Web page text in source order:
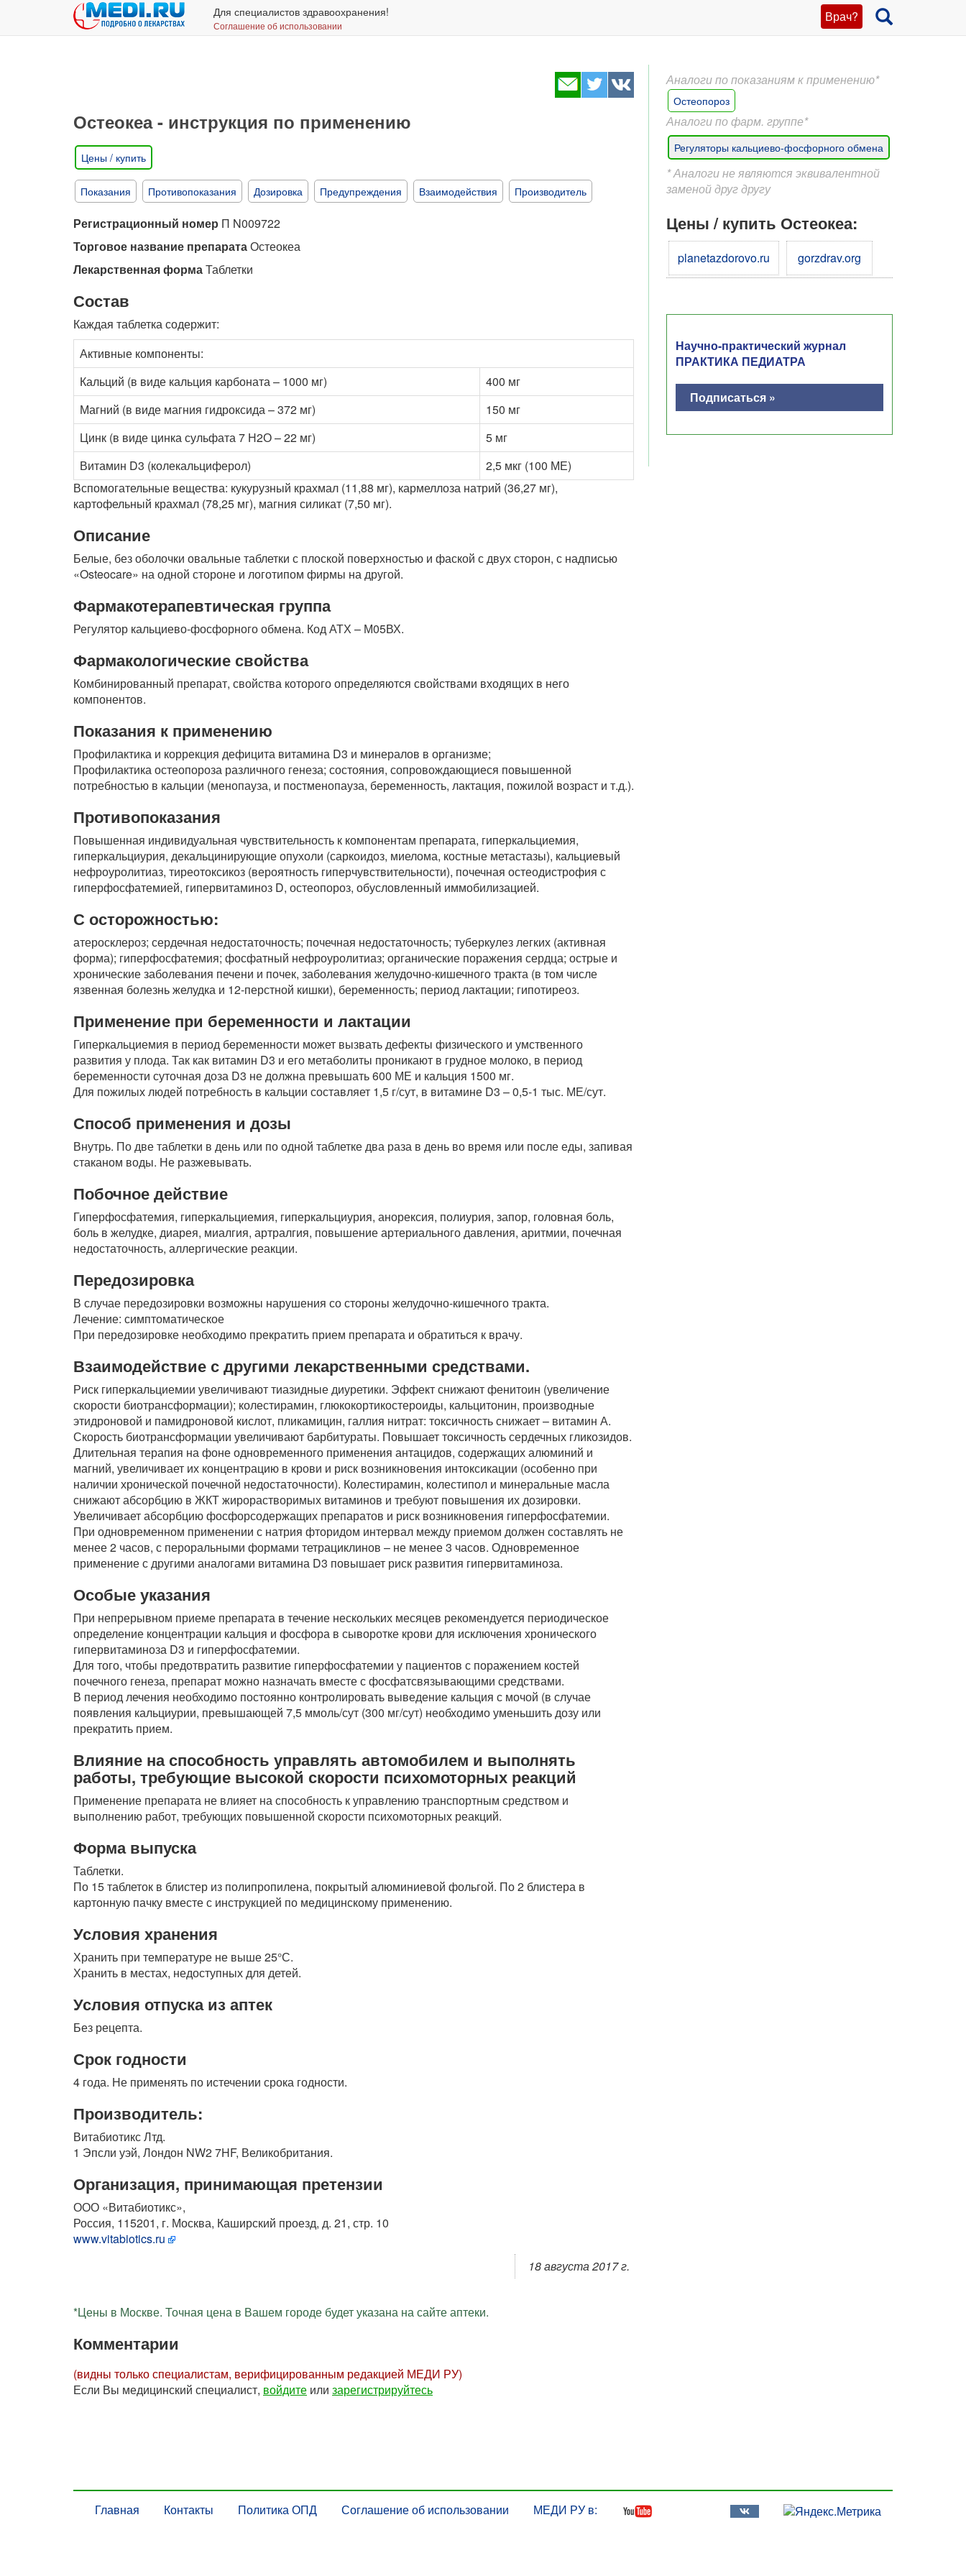
Врач?
Для специалистов здравоохранения!
Соглашение об использовании
Остеокеа - инструкция по применению
Цены / купить
Показания Противопоказания Дозировка Предупреждения Взаимодействия Производитель
Регистрационный номер П N009722
Торговое название препаратаОстеокеа
Лекарственная формаТаблетки
Состав
Каждая таблетка содержит:
Активные компоненты:
Кальций (в виде кальция карбоната – 1000 мг)
400 мг
Магний (в виде магния гидроксида – 372 мг)
150 мг
Цинк (в виде цинка сульфата 7 Н2О – 22 мг)
5 мг
Витамин D3 (колекальциферол)
2,5 мкг (100 МЕ)
Вспомогательные вещества: кукурузный крахмал (11,88 мг), кармеллоза натрий (36,27 мг),
картофельный крахмал (78,25 мг), магния силикат (7,50 мг).
Описание
Белые, без оболочки овальные таблетки с плоской поверхностью и фаской с двух сторон, с надписью
«Osteocare» на одной стороне и логотипом фирмы на другой.
Фармакотерапевтическая группа
Регулятор кальциево-фосфорного обмена. Код АТХ – М05ВХ.
Фармакологические свойства
Комбинированный препарат, свойства которого определяются свойствами входящих в него
компонентов.
Показания к применению
Профилактика и коррекция дефицита витамина D3 и минералов в организме;
Профилактика остеопороза различного генеза; состояния, сопровождающиеся повышенной
потребностью в кальции (менопауза, и постменопауза, беременность, лактация, пожилой возраст и т.д.).
Противопоказания
Повышенная индивидуальная чувствительность к компонентам препарата, гиперкальциемия,
гиперкальциурия, декальцинирующие опухоли (саркоидоз, миелома, костные метастазы), кальциевый
нефроуролитиаз, тиреотоксикоз (вероятность гиперчувствительности), почечная остеодистрофия с
гиперфосфатемией, гипервитаминоз D, остеопороз, обусловленный иммобилизацией.
С осторожностью:
атеросклероз; сердечная недостаточность; почечная недостаточность; туберкулез легких (активная
форма); гиперфосфатемия; фосфатный нефроуролитиаз; органические поражения сердца; острые и
хронические заболевания печени и почек, заболевания желудочно-кишечного тракта (в том числе
язвенная болезнь желудка и 12-перстной кишки), беременность; период лактации; гипотиреоз.
Применение при беременности и лактации
Гиперкальциемия в период беременности может вызвать дефекты физического и умственного
развития у плода. Так как витамин D3 и его метаболиты проникают в грудное молоко, в период
беременности суточная доза D3 не должна превышать 600 МЕ и кальция 1500 мг.
Для пожилых людей потребность в кальции составляет 1,5 г/сут, в витамине D3 – 0,5-1 тыс. МЕ/сут.
Способ применения и дозы
Внутрь. По две таблетки в день или по одной таблетке два раза в день во время или после еды, запивая
стаканом воды. Не разжевывать.
Побочное действие
Гиперфосфатемия, гиперкальциемия, гиперкальциурия, анорексия, полиурия, запор, головная боль,
боль в желудке, диарея, миалгия, артралгия, повышение артериального давления, аритмии, почечная
недостаточность, аллергические реакции.
Передозировка
В случае передозировки возможны нарушения со стороны желудочно-кишечного тракта.
Лечение: симптоматическое
При передозировке необходимо прекратить прием препарата и обратиться к врачу.
Взаимодействие с другими лекарственными средствами.
Риск гиперкальциемии увеличивают тиазидные диуретики. Эффект снижают фенитоин (увеличение
скорости биотрансформации); колестирамин, глюкокортикостероиды, кальцитонин, производные
этидроновой и памидроновой кислот, пликамицин, галлия нитрат: токсичность снижает – витамин А.
Скорость биотрансформации увеличивают барбитураты. Повышает токсичность сердечных гликозидов.
Длительная терапия на фоне одновременного применения антацидов, содержащих алюминий и
магний, увеличивает их концентрацию в крови и риск возникновения интоксикации (особенно при
наличии хронической почечной недостаточности). Колестирамин, колестипол и минеральные масла
снижают абсорбцию в ЖКТ жирорастворимых витаминов и требуют повышения их дозировки.
Увеличивает абсорбцию фосфорсодержащих препаратов и риск возникновения гиперфосфатемии.
При одновременном применении с натрия фторидом интервал между приемом должен составлять не
менее 2 часов, с пероральными формами тетрациклинов – не менее 3 часов. Одновременное
применение с другими аналогами витамина D3 повышает риск развития гипервитаминоза.
Особые указания
При непрерывном приеме препарата в течение нескольких месяцев рекомендуется периодическое
определение концентрации кальция и фосфора в сыворотке крови для исключения хронического
гипервитаминоза D3 и гиперфосфатемии.
Для того, чтобы предотвратить развитие гиперфосфатемии у пациентов с поражением костей
почечного генеза, препарат можно назначать вместе с фосфатсвязывающими средствами.
В период лечения необходимо постоянно контролировать выведение кальция с мочой (в случае
появления кальциурии, превышающей 7,5 ммоль/сут (300 мг/сут) необходимо уменьшить дозу или
прекратить прием.
Влияние на способность управлять автомобилем и выполнять
работы, требующие высокой скорости психомоторных реакций
Применение препарата не влияет на способность к управлению транспортным средством и
выполнению работ, требующих повышенной скорости психомоторных реакций.
Форма выпуска
Таблетки.
По 15 таблеток в блистер из полипропилена, покрытый алюминиевой фольгой. По 2 блистера в
картонную пачку вместе с инструкцией по медицинскому применению.
Условия хранения
Хранить при температуре не выше 25°С.
Хранить в местах, недоступных для детей.
Условия отпуска из аптек
Без рецепта.
Срок годности
4 года. Не применять по истечении срока годности.
Производитель:
Витабиотикс Лтд.
1 Эпсли уэй, Лондон NW2 7HF, Великобритания.
Организация, принимающая претензии
ООО «Витабиотикс»,
Россия, 115201, г. Москва, Каширский проезд, д. 21, стр. 10
www.vitabiotics.ru
18 августа 2017 г.
*Цены в Москве. Точная цена в Вашем городе будет указана на сайте аптеки.
Комментарии
(видны только специалистам, верифицированным редакцией МЕДИ РУ)
Если Вы медицинский специалист, войдите или зарегистрируйтесь
Аналоги по показаниям к применению*
Остеопороз
Аналоги по фарм. группе*
Регуляторы кальциево-фосфорного обмена
* Аналоги не являются эквивалентной
заменой друг другу
Цены / купить Остеокеа:
planetazdorovo.ru gorzdrav.org
Научно-практический журнал
ПРАКТИКА ПЕДИАТРА
Подписаться »
Главная Контакты Политика ОПД Соглашение об использовании МЕДИ РУ в: